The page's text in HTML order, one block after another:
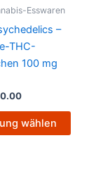
Esswaren
–
THC-
100 mg
wählen